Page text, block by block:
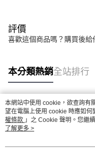
評價
喜歡這個商品嗎？購買後給
本分類熱銷全站排行
熱門標籤
本網站中使用 cookie，欲查詢有
望在電腦上使用 cookie 時應如
權條款 」之 Cookie 聲明。您繼
用條款之 Cookie 聲明使用 cookie
了解更多 >